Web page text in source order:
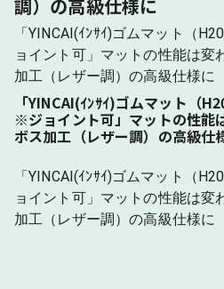
調）の高級仕様に
「YINCAI(ｲﾝｻｲ)ゴムマット（
ョイント可」マットの性能は変
加工（レザー調）の高級仕様に
「YINCAI(ｲﾝｻｲ)ゴムマット（
※ジョイント可」マットの性能
ボス加工（レザー調）の高級仕
「YINCAI(ｲﾝｻｲ)ゴムマット（
ョイント可」マットの性能は変
加工（レザー調）の高級仕様に